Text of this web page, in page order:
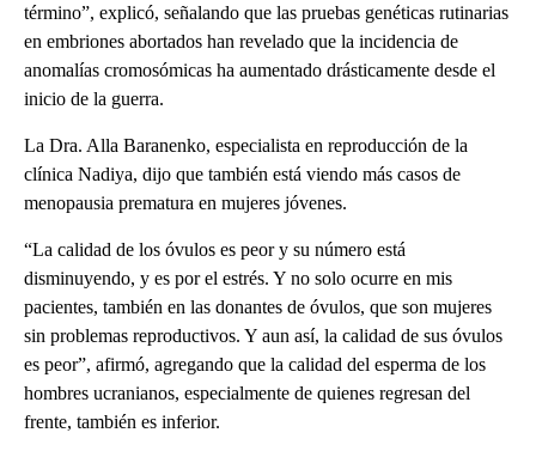
término”, explicó, señalando que las pruebas genéticas rutinarias
en embriones abortados han revelado que la incidencia de
anomalías cromosómicas ha aumentado drásticamente desde el
inicio de la guerra.
La Dra. Alla Baranenko, especialista en reproducción de la
clínica Nadiya, dijo que también está viendo más casos de
menopausia prematura en mujeres jóvenes.
“La calidad de los óvulos es peor y su número está
disminuyendo, y es por el estrés. Y no solo ocurre en mis
pacientes, también en las donantes de óvulos, que son mujeres
sin problemas reproductivos. Y aun así, la calidad de sus óvulos
es peor”, afirmó, agregando que la calidad del esperma de los
hombres ucranianos, especialmente de quienes regresan del
frente, también es inferior.